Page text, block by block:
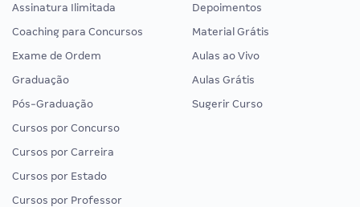
Assinatura Ilimitada
Coaching para Concursos
Exame de Ordem
Graduação
Pós-Graduação
Cursos por Concurso
Cursos por Carreira
Cursos por Estado
Cursos por Professor
Depoimentos
Material Grátis
Aulas ao Vivo
Aulas Grátis
Sugerir Curso